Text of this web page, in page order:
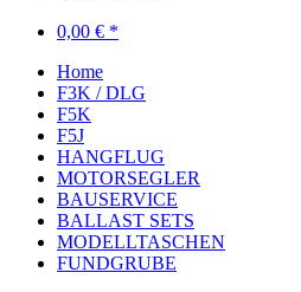
0,00 € *
Home
F3K / DLG
F5K
F5J
HANGFLUG
MOTORSEGLER
BAUSERVICE
BALLAST SETS
MODELLTASCHEN
FUNDGRUBE